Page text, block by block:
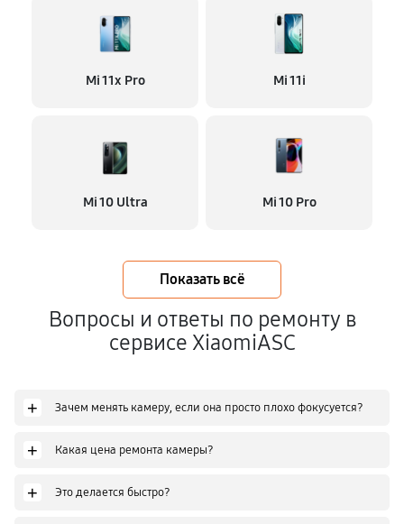
Mi 11x Pro Mi 11i
Mi 10 Ultra Mi 10 Pro
Показать всё
Вопросы и ответы по ремонту в
сервисе XiaomiASC
+ Зачем менять камеру, если она просто плохо фокусуется?
+ Какая цена ремонта камеры?
+ Это делается быстро?